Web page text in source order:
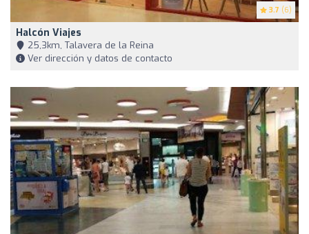
3.7 (6)
Halcón Viajes
25,3km, Talavera de la Reina
Ver dirección y datos de contacto